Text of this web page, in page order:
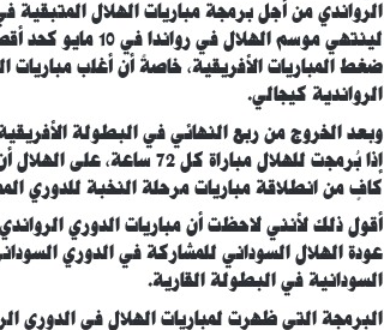
الرواندي من أجل برمجة مباريات الهلال المتبقية
لينتهي موسم
ضغط المباريات الأفريقية، خاصةً أن أغلب
الرواندية كيجالي.
وبعد الخروج من ربع النهائي في البطولة
إذا بُرمجت للهلال مباراة
كافٍ من انطلاقة مباريات مرحلة النخبة للدوري
أقول ذلك لأنني لاحظت أن مباريات الدوري
عودة الهلال السوداني للمشاركة في الدوري
السودانية في البطولة القارية.
البرمجة التي ظهرت لمباريات الهلال في الدوري